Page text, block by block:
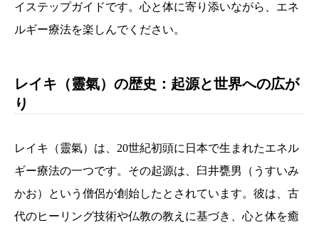
イステップガイドです。心と体に寄り添いながら、エネ
ルギー療法を楽しんでください。
レイキ（靈氣）の歴史：起源と世界への広が
り
レイキ（靈氣）は、20世紀初頭に日本で生まれたエネル
ギー療法の一つです。その起源は、臼井甕男（うすいみ
かお）という僧侶が創始したとされています。彼は、古
代のヒーリング技術や仏教の教えに基づき、心と体を癒